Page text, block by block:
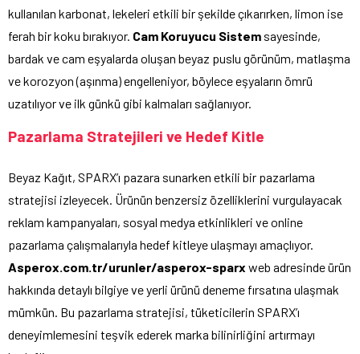
kullanılan karbonat, lekeleri etkili bir şekilde çıkarırken, limon ise
ferah bir koku bırakıyor. Cam Koruyucu Sistem sayesinde,
bardak ve cam eşyalarda oluşan beyaz puslu görünüm, matlaşma
ve korozyon (aşınma) engelleniyor, böylece eşyaların ömrü
uzatılıyor ve ilk günkü gibi kalmaları sağlanıyor.
Pazarlama Stratejileri ve Hedef Kitle
Beyaz Kağıt, SPARX’ı pazara sunarken etkili bir pazarlama
stratejisi izleyecek. Ürünün benzersiz özelliklerini vurgulayacak
reklam kampanyaları, sosyal medya etkinlikleri ve online
pazarlama çalışmalarıyla hedef kitleye ulaşmayı amaçlıyor.
Asperox.com.tr/urunler/asperox-sparx web adresinde ürün
hakkında detaylı bilgiye ve yerli ürünü deneme fırsatına ulaşmak
mümkün. Bu pazarlama stratejisi, tüketicilerin SPARX’ı
deneyimlemesini teşvik ederek marka bilinirliğini artırmayı